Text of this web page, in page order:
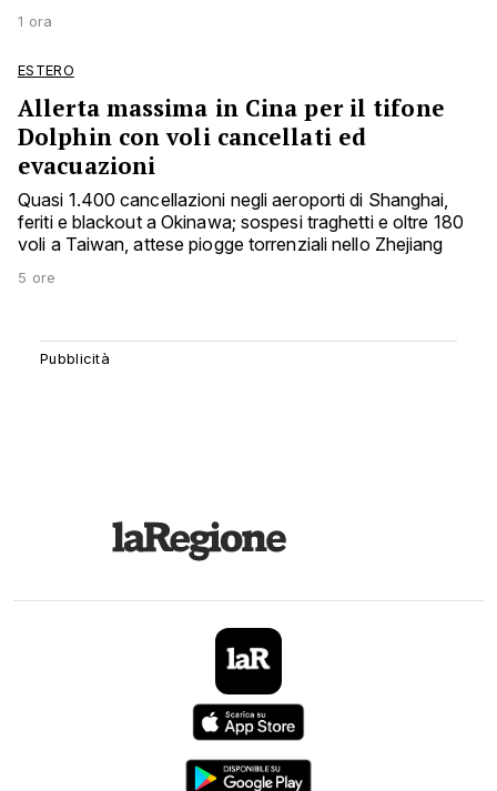
1 ora
ESTERO
Allerta massima in Cina per il tifone
Dolphin con voli cancellati ed
evacuazioni
Quasi 1.400 cancellazioni negli aeroporti di Shanghai,
feriti e blackout a Okinawa; sospesi traghetti e oltre 180
voli a Taiwan, attese piogge torrenziali nello Zhejiang
5 ore